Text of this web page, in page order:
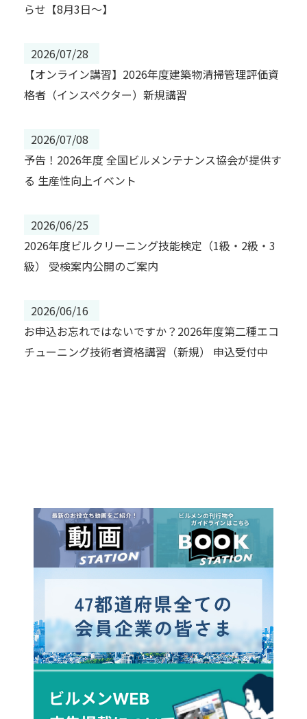
らせ【8月3日～】
2026/07/28
【オンライン講習】2026年度建築物清掃管理評価資
格者（インスペクター）新規講習
2026/07/08
予告！2026年度 全国ビルメンテナンス協会が提供す
る 生産性向上イベント
2026/06/25
2026年度ビルクリーニング技能検定（1級・2級・3
級） 受検案内公開のご案内
2026/06/16
お申込お忘れではないですか？2026年度第二種エコ
チューニング技術者資格講習（新規） 申込受付中